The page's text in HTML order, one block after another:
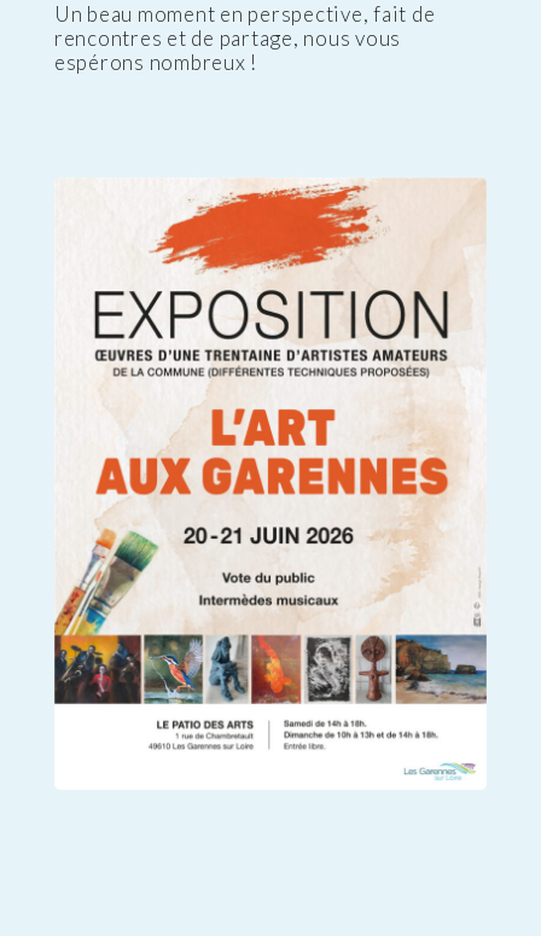
Un beau moment en perspective, fait de
rencontres et de partage, nous vous
espérons nombreux !